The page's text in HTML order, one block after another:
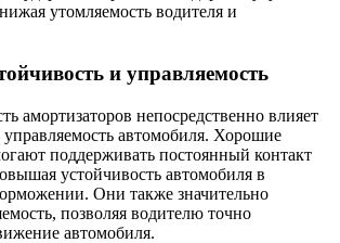
утомляемость водителя и
и управляемость
амортизаторов непосредственно влияет
управляемость автомобиля. Хорошие
поддерживать постоянный контакт
устойчивость автомобиля в
Они также значительно
позволяя водителю точно
автомобиля.